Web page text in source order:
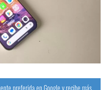
preferida en Google y recibe más